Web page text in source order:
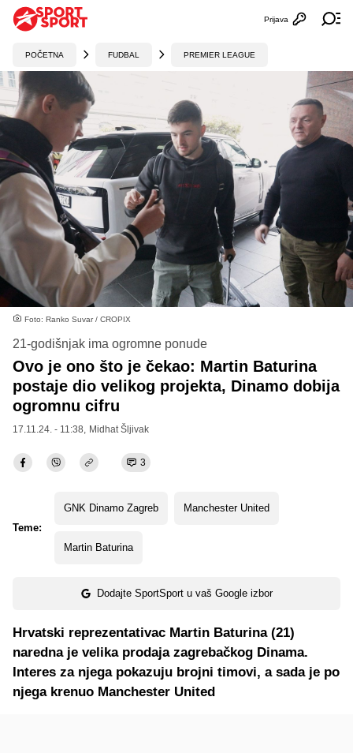
Otvori
Prijava
POČETNA FUDBAL PREMIER LEAGUE
Foto: Ranko Suvar / CROPIX
21-godišnjak ima ogromne ponude
Ovo je ono što je čekao: Martin Baturina
postaje dio velikog projekta, Dinamo dobija
ogromnu cifru
17.11.24. - 11:38, Midhat Šljivak
3
Teme:
GNK Dinamo Zagreb Manchester United
Martin Baturina
Dodajte SportSport u vaš Google izbor
Hrvatski reprezentativac Martin Baturina (21)
naredna je velika prodaja zagrebačkog Dinama.
Interes za njega pokazuju brojni timovi, a sada je po
njega krenuo Manchester United